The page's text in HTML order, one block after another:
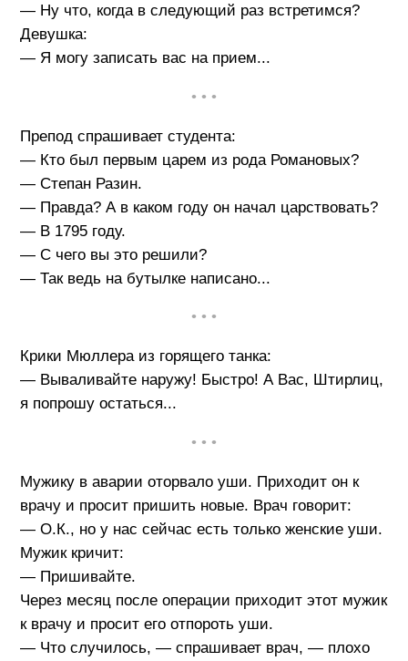
— Hy что, когда в следующий раз встретимся?
Девушка:
— Я могу записать вас на прием...
• • •
Препод спрашивает студента:
— Кто был первым царем из рода Романовых?
— Степан Разин.
— Правда? А в каком году он начал царствовать?
— В 1795 году.
— C чего вы это решили?
— Так ведь на бутылке написано...
• • •
Крики Мюллера из горящего танка:
— Вываливайте наружу! Быстро! А Вас, Штирлиц,
я попрошу остаться...
• • •
Мужику в аварии оторвало уши. Приходит он к
врачу и просит пришить новые. Врач говорит:
— О.К., но у нас сейчас есть только женские уши.
Мужик кричит:
— Пришивайте.
Через месяц после операции приходит этот мужик
к врачу и просит его отпороть уши.
— Что случилось, — спрашивает врач, — плохо